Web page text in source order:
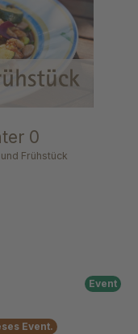
0
Frühstück
Event
Event.